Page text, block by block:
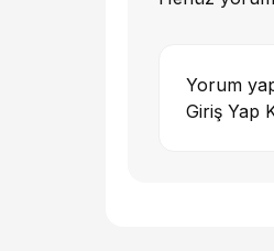
Yorum
Giriş Yap